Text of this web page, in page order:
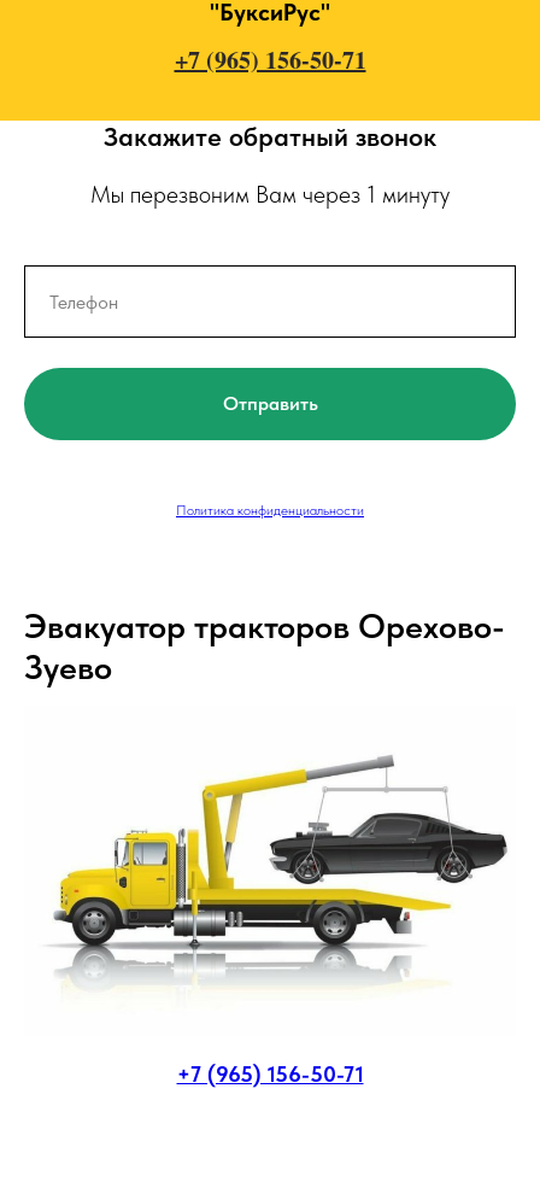
"БуксиРус"
+7 (965) 156-50-71
Закажите обратный звонок
Мы перезвоним Вам через 1 минуту
Отправить
Политика конфиденциальности
Эвакуатор тракторов Орехово-
Зуево
+7 (965) 156-50-71